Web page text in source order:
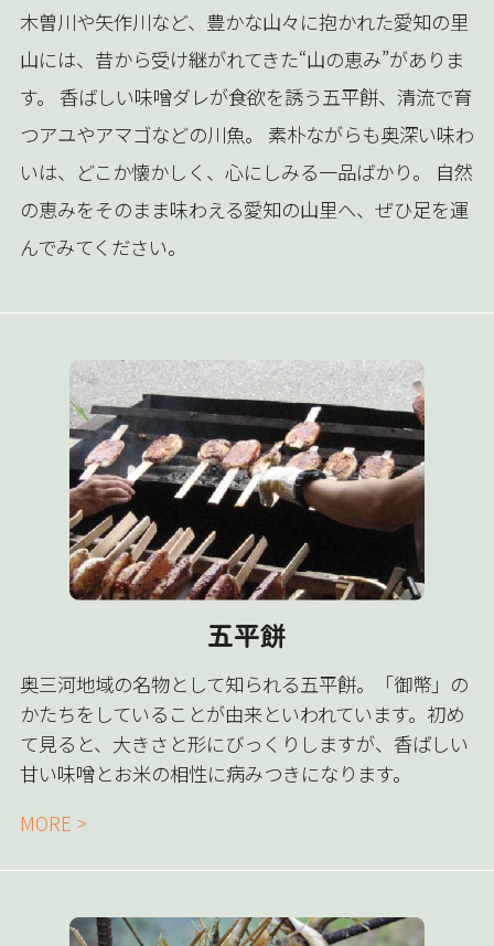
木曽川や矢作川など、豊かな山々に抱かれた愛知の里
山には、昔から受け継がれてきた“山の恵み”がありま
す。 香ばしい味噌ダレが食欲を誘う五平餅、清流で育
つアユやアマゴなどの川魚。 素朴ながらも奥深い味わ
いは、どこか懐かしく、心にしみる一品ばかり。 自然
の恵みをそのまま味わえる愛知の山里へ、ぜひ足を運
んでみてください。
五平餅
奥三河地域の名物として知られる五平餅。「御幣」の
かたちをしていることが由来といわれています。初め
て見ると、大きさと形にびっくりしますが、香ばしい
甘い味噌とお米の相性に病みつきになります。
MORE >